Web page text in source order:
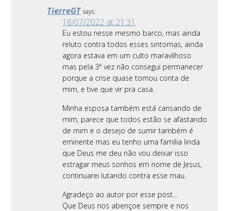
TierreGT says:
18/07/2022 at 21:31
Eu estou nesse mesmo barco, mas ainda
reluto contra todos esses sintomas, ainda
agora estava em um culto maravilhoso
mas pela 3ª vez não consegui permanecer
porque a crise quase tomou conta de
mim, e tive que vir pra casa.
Minha esposa também está cansando de
mim, parece que todos estão se afastando
de mim e o desejo de sumir também é
eminente mas eu tenho uma família linda
que Deus me deu não vou deixar isso
estragar meus sonhos em nome de Jesus,
continuarei lutando contra esse mau.
Agradeço ao autor por esse post…
Que Deus nos abençoe sempre e nos